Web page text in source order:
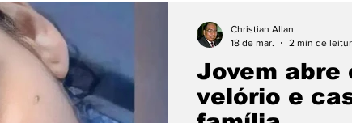
Jovem abre
velório e
Christian Allan
18 de mar.
2 min de